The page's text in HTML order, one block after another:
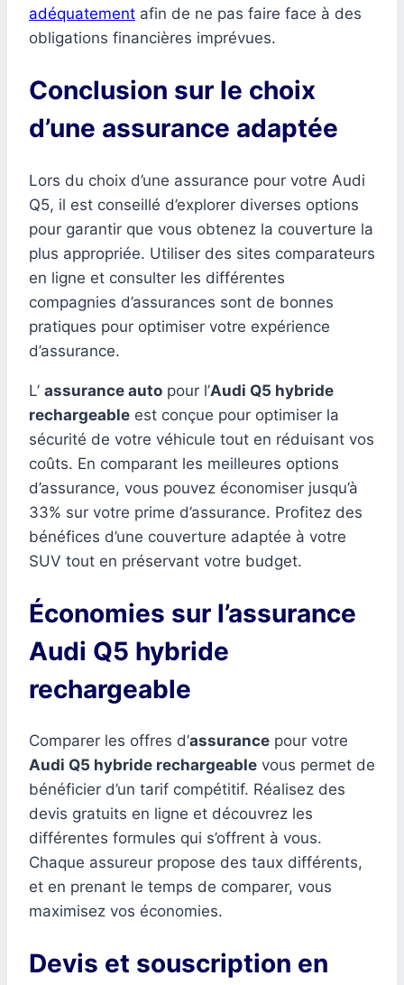
adéquatement afin de ne pas faire face à des
obligations financières imprévues.
Conclusion sur le choix
d’une assurance adaptée
Lors du choix d’une assurance pour votre Audi
Q5, il est conseillé d’explorer diverses options
pour garantir que vous obtenez la couverture la
plus appropriée. Utiliser des sites comparateurs
en ligne et consulter les différentes
compagnies d’assurances sont de bonnes
pratiques pour optimiser votre expérience
d’assurance.
L’ assurance auto pour l’Audi Q5 hybride
rechargeable est conçue pour optimiser la
sécurité de votre véhicule tout en réduisant vos
coûts. En comparant les meilleures options
d’assurance, vous pouvez économiser jusqu’à
33% sur votre prime d’assurance. Profitez des
bénéfices d’une couverture adaptée à votre
SUV tout en préservant votre budget.
Économies sur l’assurance
Audi Q5 hybride
rechargeable
Comparer les offres d’assurance pour votre
Audi Q5 hybride rechargeable vous permet de
bénéficier d’un tarif compétitif. Réalisez des
devis gratuits en ligne et découvrez les
différentes formules qui s’offrent à vous.
Chaque assureur propose des taux différents,
et en prenant le temps de comparer, vous
maximisez vos économies.
Devis et souscription en